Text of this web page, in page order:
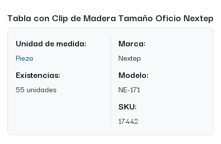
Tabla con Clip de Madera Tamaño Oficio Nextep
Unidad de medida:
Pieza
Existencias:
55 unidades
Marca:
Nextep
Modelo:
NE-171
SKU:
17442